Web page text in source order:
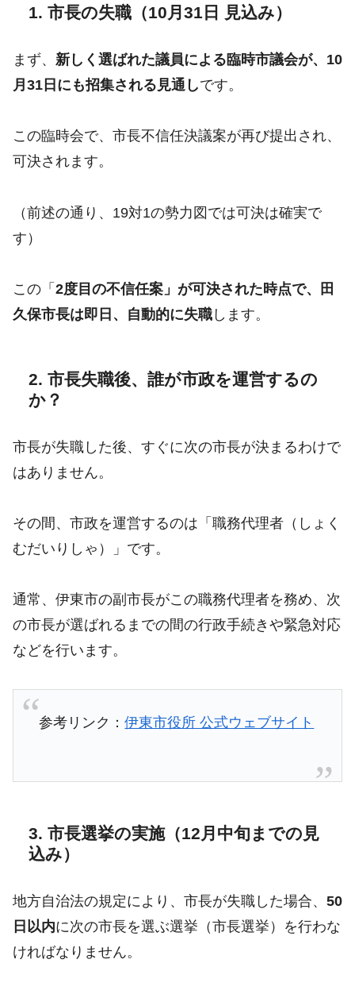
1. 市長の失職（10月31日 見込み）
まず、 新しく選ばれた議員による臨時市議会が、10
月31日にも招集される見通しです。
この臨時会で、市長不信任決議案が再び提出され、
可決されます。
（前述の通り、19対1の勢力図では可決は確実で
す）
この「 2度目の不信任案」が可決された時点で、田
久保市長は即日、自動的に失職 します。
2. 市長失職後、誰が市政を運営するの
か？
市長が失職した後、すぐに次の市長が決まるわけで
はありません。
その間、市政を運営するのは「職務代理者（しょく
むだいりしゃ）」です。
通常、伊東市の副市長がこの職務代理者を務め、次
の市長が選ばれるまでの間の行政手続きや緊急対応
などを行います。
参考リンク：伊東市役所 公式ウェブサイト
3. 市長選挙の実施（12月中旬までの見
込み）
地方自治法の規定により、市長が失職した場合、 50
日以内に次の市長を選ぶ選挙（市長選挙）を行わな
ければなりません。